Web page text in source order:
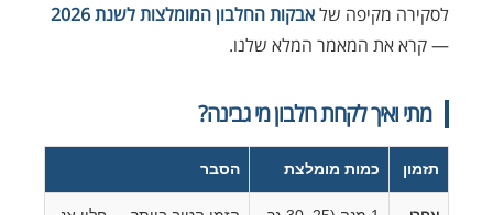
לסקירה מקיפה שלאבקות החלבון המומלצות לשנת 2026
— קרא את המאמר המלא שלנו.
מתי ואיך לקחת חלבון מי גבינה?
תזמון כמות מומלצת הסבר